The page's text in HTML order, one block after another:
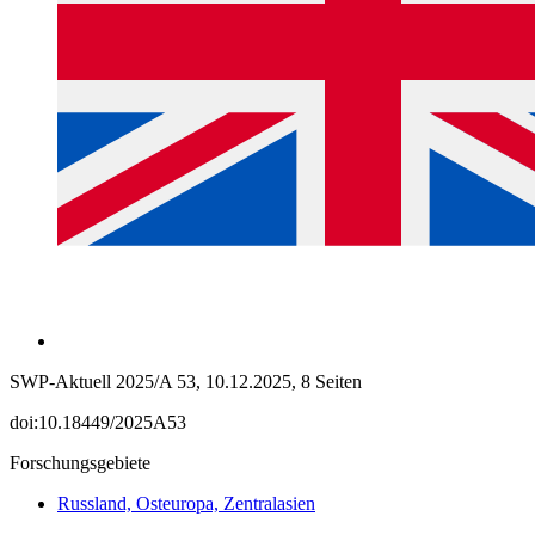
SWP-Aktuell 2025/A 53, 10.12.2025, 8 Seiten
doi:10.18449/2025A53
Forschungsgebiete
Russland, Osteuropa, Zentralasien